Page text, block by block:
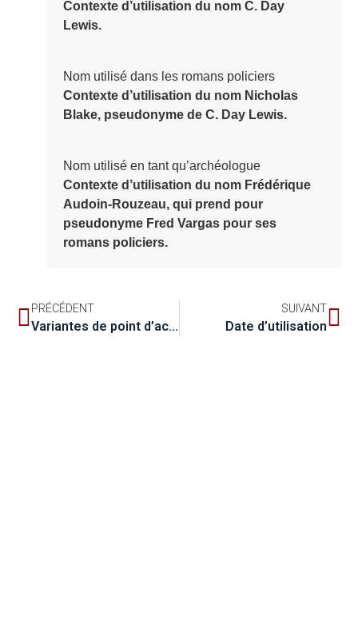
Contexte d’utilisation du nom C. Day
Lewis.
Nom utilisé dans les romans policiers
Contexte d’utilisation du nom Nicholas
Blake, pseudonyme de C. Day Lewis.
Nom utilisé en tant qu’archéologue
Contexte d’utilisation du nom Frédérique
Audoin-Rouzeau, qui prend pour
pseudonyme Fred Vargas pour ses
romans policiers.
PRÉCÉDENT
Variantes de point d’accès représentant des agents
SUIVANT
Date d’utilisation